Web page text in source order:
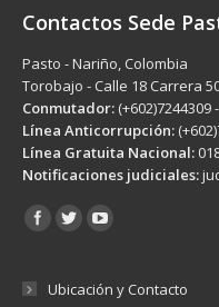
Contactos Sede
Pasto - Nariño, Colombia
Torobajo - Calle 18 Carrera
Conmutador: (+602)7244309
Línea Anticorrupción:
Línea Gratuita Nacional:
Notificaciones judiciales:
Encuéntranos en:
Ubicación y Contacto